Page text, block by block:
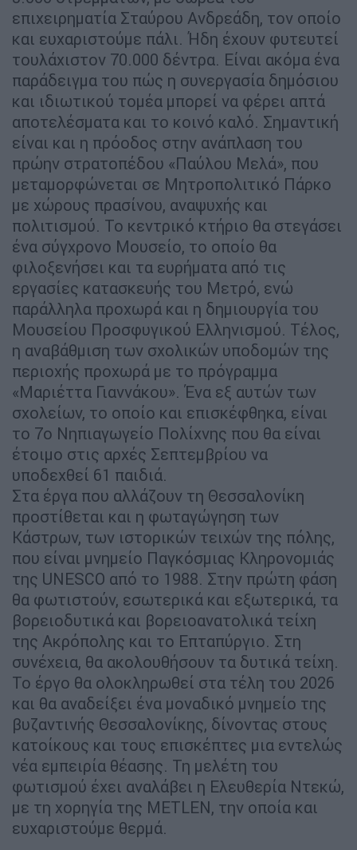
επιχειρηματία Σταύρου Ανδρεάδη, τον οποίο
και ευχαριστούμε πάλι. Ήδη έχουν φυτευτεί
τουλάχιστον 70.000 δέντρα. Είναι ακόμα ένα
παράδειγμα του πώς η συνεργασία δημόσιου
και ιδιωτικού τομέα μπορεί να φέρει απτά
αποτελέσματα και το κοινό καλό. Σημαντική
είναι και η πρόοδος στην ανάπλαση του
πρώην στρατοπέδου «Παύλου Μελά», που
μεταμορφώνεται σε Μητροπολιτικό Πάρκο
με χώρους πρασίνου, αναψυχής και
πολιτισμού. Το κεντρικό κτήριο θα στεγάσει
ένα σύγχρονο Μουσείο, το οποίο θα
φιλοξενήσει και τα ευρήματα από τις
εργασίες κατασκευής του Μετρό, ενώ
παράλληλα προχωρά και η δημιουργία του
Μουσείου Προσφυγικού Ελληνισμού. Τέλος,
η αναβάθμιση των σχολικών υποδομών της
περιοχής προχωρά με το πρόγραμμα
«Μαριέττα Γιαννάκου». Ένα εξ αυτών των
σχολείων, το οποίο και επισκέφθηκα, είναι
το 7ο Νηπιαγωγείο Πολίχνης που θα είναι
έτοιμο στις αρχές Σεπτεμβρίου να
υποδεχθεί 61 παιδιά.
Στα έργα που αλλάζουν τη Θεσσαλονίκη
προστίθεται και η φωταγώγηση των
Κάστρων, των ιστορικών τειχών της πόλης,
που είναι μνημείο Παγκόσμιας Κληρονομιάς
της UNESCO από το 1988. Στην πρώτη φάση
θα φωτιστούν, εσωτερικά και εξωτερικά, τα
βορειοδυτικά και βορειοανατολικά τείχη
της Ακρόπολης και το Επταπύργιο. Στη
συνέχεια, θα ακολουθήσουν τα δυτικά τείχη.
Το έργο θα ολοκληρωθεί στα τέλη του 2026
και θα αναδείξει ένα μοναδικό μνημείο της
βυζαντινής Θεσσαλονίκης, δίνοντας στους
κατοίκους και τους επισκέπτες μια εντελώς
νέα εμπειρία θέασης. Τη μελέτη του
φωτισμού έχει αναλάβει η Ελευθερία Ντεκώ,
με τη χορηγία της METLEN, την οποία και
ευχαριστούμε θερμά.